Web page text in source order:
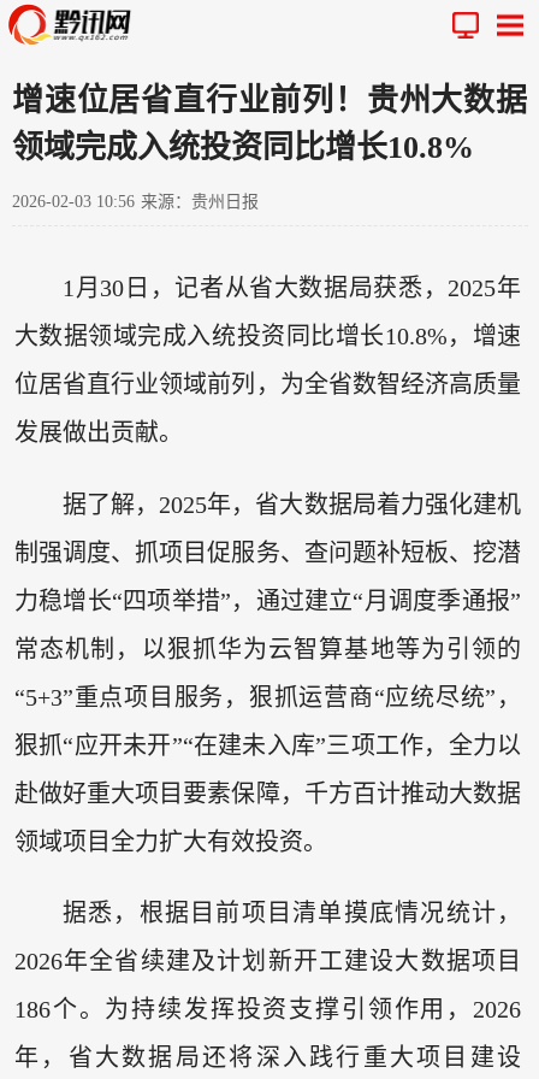
增速位居省直行业前列！贵州大数据
领域完成入统投资同比增长10.8%
2026-02-03 10:56 来源：贵州日报
1月30日，记者从省大数据局获悉，2025年
大数据领域完成入统投资同比增长10.8%，增速
位居省直行业领域前列，为全省数智经济高质量
发展做出贡献。
据了解，2025年，省大数据局着力强化建机
制强调度、抓项目促服务、查问题补短板、挖潜
力稳增长“四项举措”，通过建立“月调度季通报”
常态机制，以狠抓华为云智算基地等为引领的
“5+3”重点项目服务，狠抓运营商“应统尽统”，
狠抓“应开未开”“在建未入库”三项工作，全力以
赴做好重大项目要素保障，千方百计推动大数据
领域项目全力扩大有效投资。
据悉，根据目前项目清单摸底情况统计，
2026年全省续建及计划新开工建设大数据项目
186个。为持续发挥投资支撑引领作用，2026
年，省大数据局还将深入践行重大项目建设